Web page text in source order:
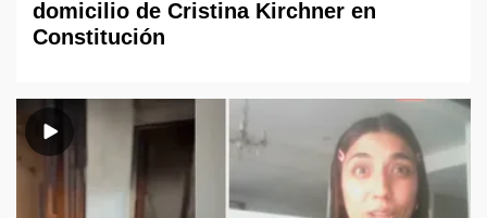
domicilio de Cristina Kirchner en
Constitución